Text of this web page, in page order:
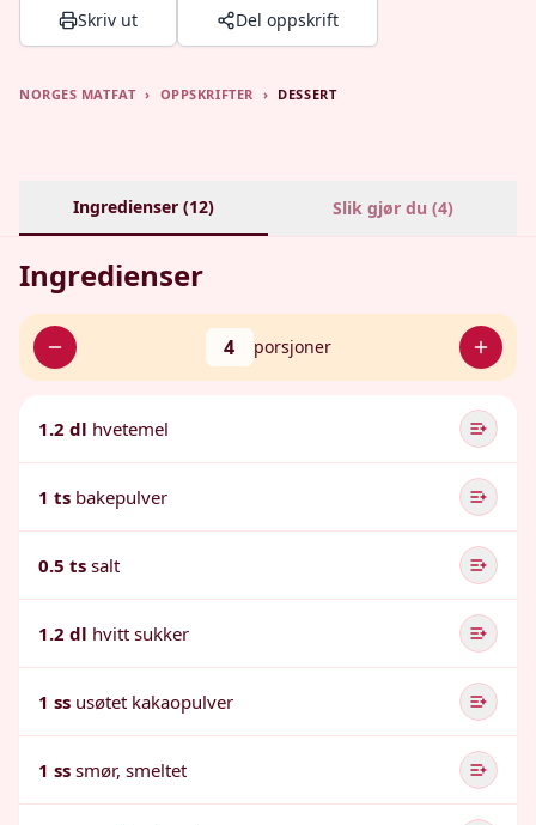
Skriv ut Del oppskrift
NORGES MATFAT › OPPSKRIFTER › DESSERT
Ingredienser (12) Slik gjør du (4)
Ingredienser
4 porsjoner
1.2 dl hvetemel
1 ts bakepulver
0.5 ts salt
1.2 dl hvitt sukker
1 ss usøtet kakaopulver
1 ss smør, smeltet